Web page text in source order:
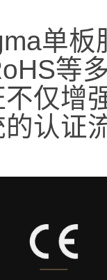
单
等
仅增
认证